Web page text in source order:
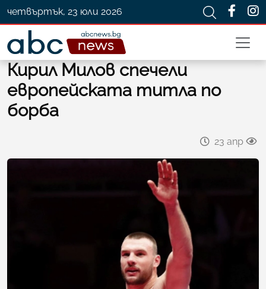
четвъртък, 23 юли 2026
Кирил Милов спечели
европейската титла по
борба
23 апр